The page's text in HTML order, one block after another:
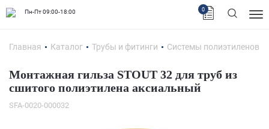
Пн-Пт 09:00-18:00 0
Главная Каталог Трубы и фитинги Системы
Монтажная гильза STOUT 32 для труб из
сшитого полиэтилена аксиальный
SFA-0020-000032